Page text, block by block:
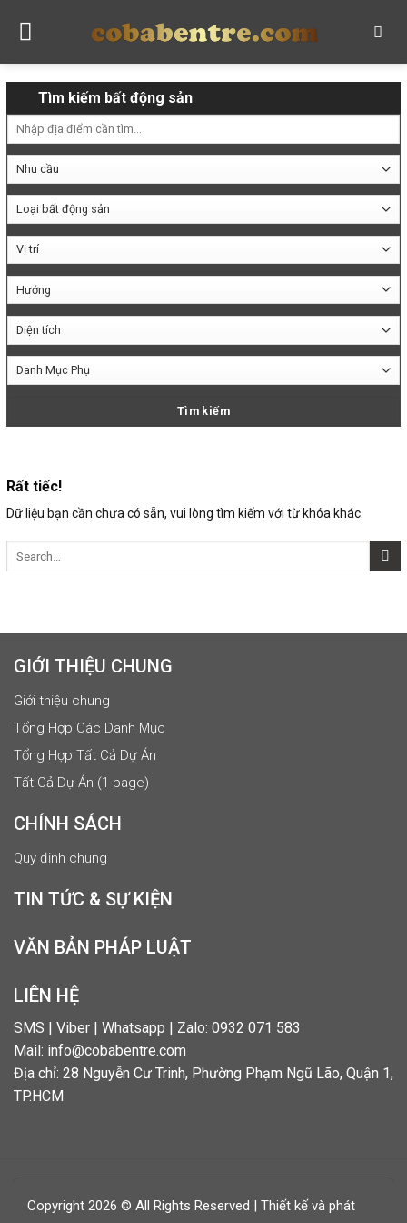
Rất tiếc!
Dữ liệu bạn cần chưa có sẵn, vui lòng tìm kiếm với từ khóa khác.
Tìm kiếm bất động sản
GIỚI THIỆU CHUNG
Giới thiệu chung
Tổng Hợp Các Danh Mục
Tổng Hợp Tất Cả Dự Án
Tất Cả Dự Án (1 page)
CHÍNH SÁCH
Quy định chung
TIN TỨC & SỰ KIỆN
VĂN BẢN PHÁP LUẬT
LIÊN HỆ
SMS | Viber | Whatsapp | Zalo: 0932 071 583
Mail: info@cobabentre.com
Địa chỉ: 28 Nguyễn Cư Trinh, Phường Phạm Ngũ Lão, Quận 1,
TP.HCM
Copyright 2026 © All Rights Reserved | Thiết kế và phát